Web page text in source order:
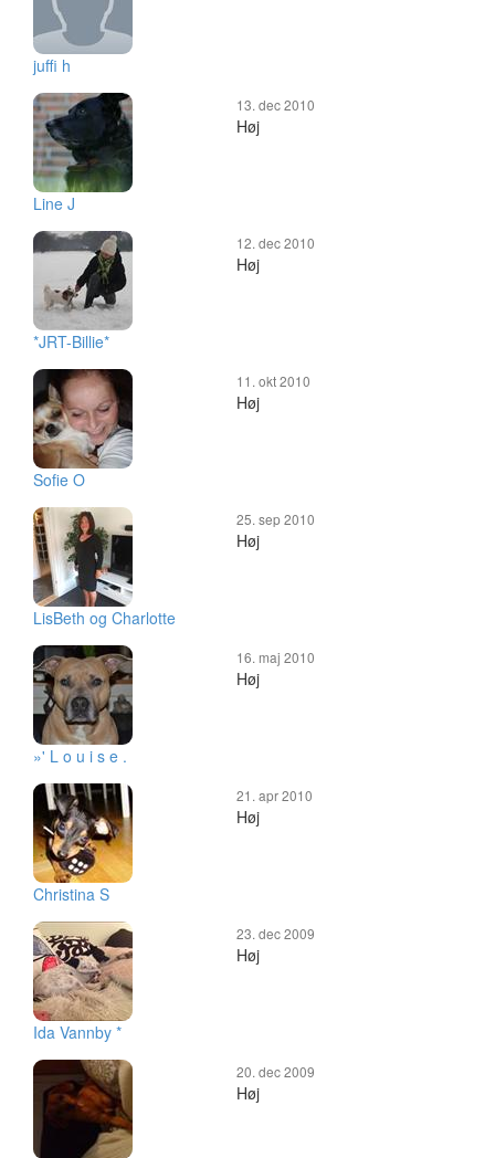
juffi h
Line J
13. dec 2010
Høj
*JRT-Billie*
12. dec 2010
Høj
Sofie O
11. okt 2010
Høj
LisBeth og Charlotte
25. sep 2010
Høj
»' L o u i s e .
16. maj 2010
Høj
Christina S
21. apr 2010
Høj
Ida Vannby *
23. dec 2009
Høj
20. dec 2009
Høj